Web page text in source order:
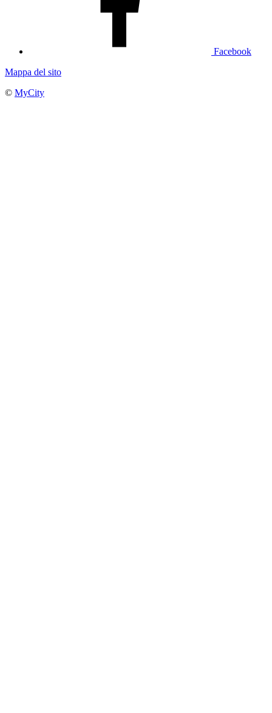
Facebook
Mappa del sito
© MyCity